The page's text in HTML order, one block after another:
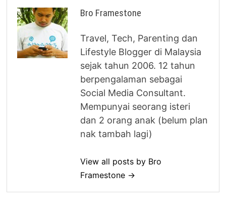
Bro Framestone
Travel, Tech, Parenting dan
Lifestyle Blogger di Malaysia
sejak tahun 2006. 12 tahun
berpengalaman sebagai
Social Media Consultant.
Mempunyai seorang isteri
dan 2 orang anak (belum plan
nak tambah lagi)
View all posts by Bro
Framestone →